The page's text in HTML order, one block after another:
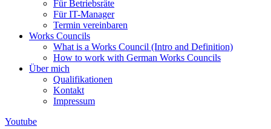
Für Betriebsräte
Für IT-Manager
Termin vereinbaren
Works Councils
What is a Works Council (Intro and Definition)
How to work with German Works Councils
Über mich
Qualifikationen
Kontakt
Impressum
Youtube